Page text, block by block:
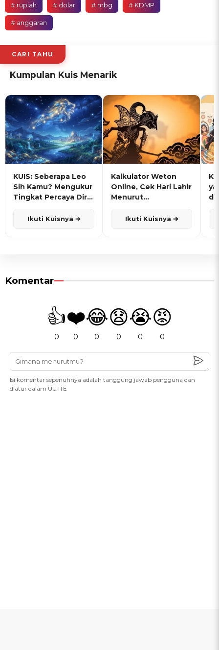
# rupiah # dolar # mbg # KDMP
# anggaran
CARI TAHU
Kumpulan Kuis Menarik
KUIS: Seberapa Leo
Sih Kamu? Mengukur
Tingkat Percaya Diri
Ikuti Kuisnya ➔
Kalkulator Weton
Online, Cek Hari Lahir
Menurut
Ikuti Kuisnya ➔
Komentar
👍
0
❤️
0
😂
0
😧
0
😭
0
😡
0
Isi komentar sepenuhnya adalah tanggung jawab pengguna dan
diatur dalam UU ITE